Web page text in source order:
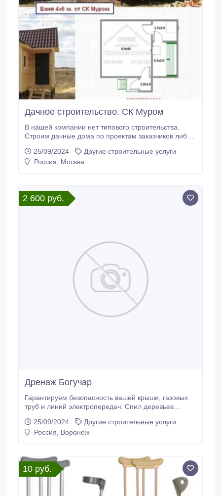
Дачное строительство. СК Муром
В нашей компании нет типового строительства.
Строим дачные дома по проектам заказчиков либо
будущего дома исходя из их пожеланий. Такой
подход к делу позволяет более конкретно учесть, а
работы «под ключ».
25/09/2024
Другие строительные услуги
Россия, Москва
2 600 руб.
Дренаж Богучар
Гарантируем безопасность вашей крыши, газовых
труб и линий электропередач. Спил деревьев
Вывезти мусор. Аккуратно по доступным ценам.
Спилить деревья и ветки бензопилами область.
25/09/2024
Другие строительные услуги
Россия, Воронеж
10 руб.